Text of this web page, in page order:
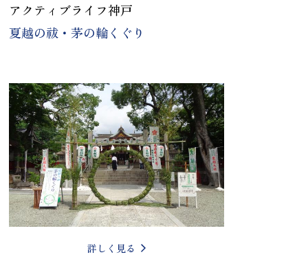
アクティブライフ神戸
夏越の祓・茅の輪くぐり
詳しく見る